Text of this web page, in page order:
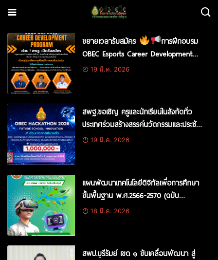
ขยายเวลารับสมัคร
การฝึกอบรม
OBEC Esports Career Development
Program (รูปแบบออนไลน์)
19 มี.ค. 2026
สพฐ.ขอเชิญ ครูและนักเรียนในสังกัดทั่ว
ประเทศร่วมสร้างสรรค์นวัตกรรมและประชัน
ไอเดียบนเวที OBEC HACKATHON 2026
19 มี.ค. 2026
แผนพัฒนาเทคโนโลยีดิจิทัลเพื่อการศึกษา
ขั้นพื้นฐาน พ.ศ.2566-2570 (ฉบับ
ปรับปรุง)
18 มี.ค. 2026
สพป.บุรีรัมย์ เขต ๑ ขับเคลื่อนพัฒนา สู่